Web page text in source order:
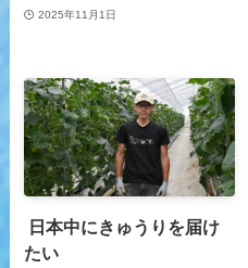
2025年11月1日
日本中にきゅうりを届け
たい